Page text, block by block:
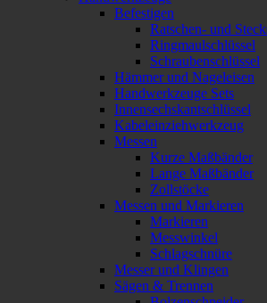
Befestigen
Ratschen- und
Ringmaulschlüssel
Schraubenschlüssel
Hämmer und Nageleisen
Handwerkzeuge Sets
Innensechskantschlüssel
Kabeleinziehwerkzeug
Messen
Kurze Maßbänder
Lange Maßbänder
Zollstöcke
Messen und Markieren
Markieren
Messwinkel
Schlagschnüre
Messer und Klingen
Sägen & Trennen